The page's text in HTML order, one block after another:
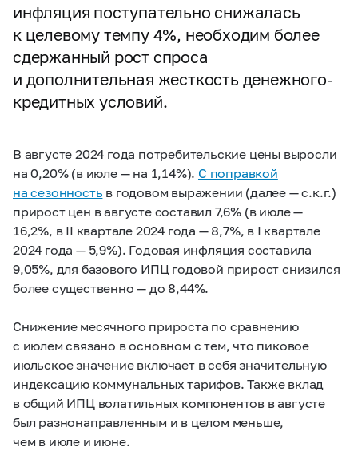
инфляция поступательно снижалась
к целевому темпу 4%, необходим более
сдержанный рост спроса
и дополнительная жесткость денежного-
кредитных условий.
В августе 2024 года потребительские цены выросли
на 0,20% (в июле — на 1,14%). С поправкой
на сезонность в годовом выражении (далее — с.к.г.)
прирост цен в августе составил 7,6% (в июле —
16,2%, в II квартале 2024 года — 8,7%, в I квартале
2024 года — 5,9%). Годовая инфляция составила
9,05%, для базового ИПЦ годовой прирост снизился
более существенно — до 8,44%.
Снижение месячного прироста по сравнению
с июлем связано в основном с тем, что пиковое
июльское значение включает в себя значительную
индексацию коммунальных тарифов. Также вклад
в общий ИПЦ волатильных компонентов в августе
был разнонаправленным и в целом меньше,
чем в июле и июне.